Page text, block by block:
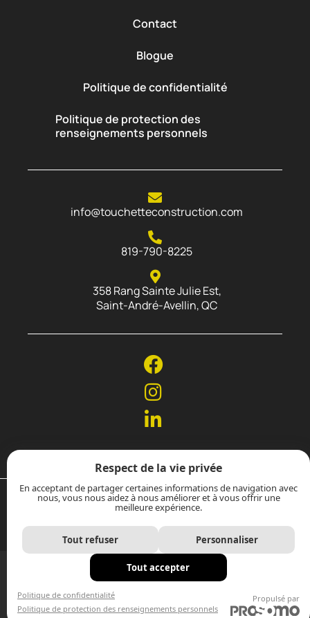
Contact
Blogue
Politique de confidentialité
Politique de protection des
renseignements personnels
info@touchetteconstruction.com
819-790-8225
358 Rang Sainte Julie Est,
Saint-André-Avellin, QC
RBQ: 5735-1173-01
© Touchette
Respect de la vie privée
En acceptant de partager certaines informations de navigation avec
nous, vous nous aidez à nous améliorer et à vous offrir une
meilleure expérience.
Tout refuser Personnaliser
Tout accepter
Politique de confidentialité
Politique de protection des renseignements personnels
Propulsé par